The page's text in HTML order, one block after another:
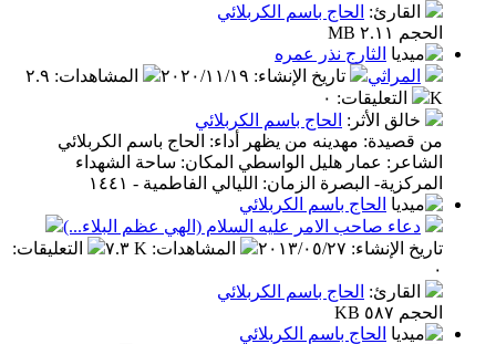
القارئ: الحاج باسم الكربلائي
الحجم ٢.١١ MB
الثارج نذر عمره
المراثي
تاريخ الإنشاء: ٢٠٢٠/١١/١٩ المشاهدات: ٢.٩
K
التعليقات: ٠
خالق الأثر : الحاج باسم الكربلائي
من قصيدة: مهدينه من يظهر أداء: الحاج باسم الكربلائي
الشاعر: عمار هليل الواسطي المكان: ساحة الشهداء
المركزية- البصرة الزمان: الليالي الفاطمية - ١٤٤١
الحاج باسم الكربلائي
دعاء صاحب الامر عليه السلام (الهي عظم البلاء...)
تاريخ الإنشاء: ٢٠١٣/٠٥/٢٧ المشاهدات: ٧.٣ K التعليقات:
٠
القارئ: الحاج باسم الكربلائي
الحجم ٥٨٧ KB
الحاج باسم الكربلائي